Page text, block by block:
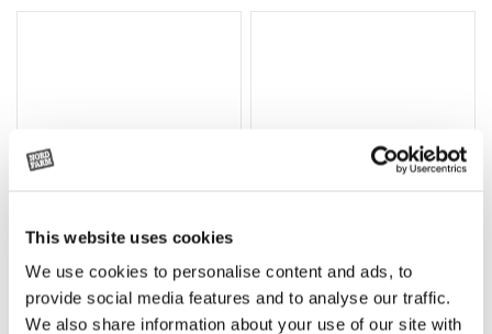
This website uses cookies
We use cookies to personalise content and ads, to
provide social media features and to analyse our traffic.
We also share information about your use of our site with
Lägg till i varukorg
Rotor, komplett med slagor Grön truckknapp